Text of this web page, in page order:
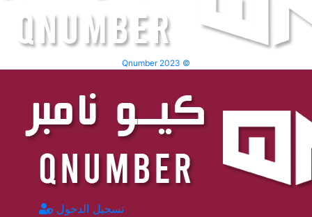
Qnumber 2023 ©
تسجيل الدخول